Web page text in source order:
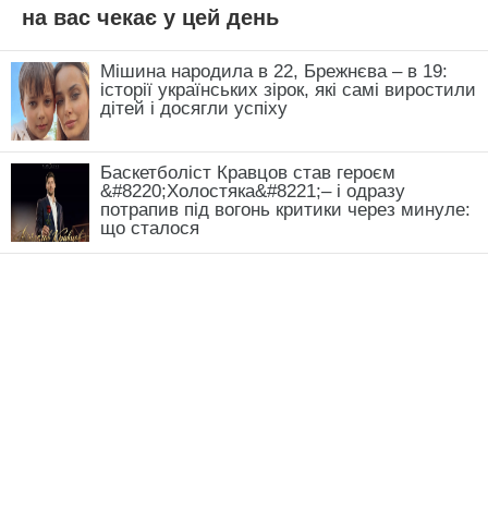
на вас чекає у цей день
Мішина народила в 22, Брежнєва – в 19:
історії українських зірок, які самі виростили
дітей і досягли успіху
Баскетболіст Кравцов став героєм
&#8220;Холостяка&#8221;– і одразу
потрапив під вогонь критики через минуле:
що сталося